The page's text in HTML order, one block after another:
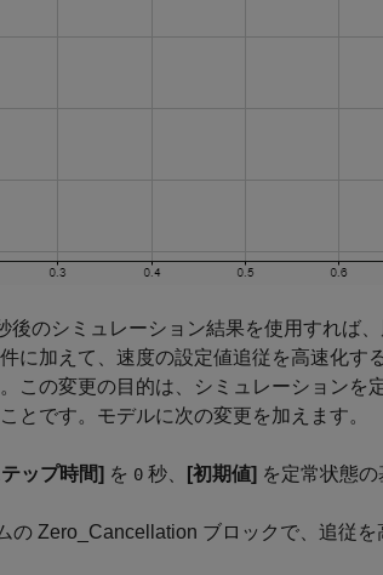
後のシミュレーション結果を使用すれば
に加えて、速度の設定値追従を高速化す
この変更の目的は、シミュレーションを
とです。モデルに次の変更を加えます。
ップ時間] を 0 秒、 [初期値] を定常状態
の Zero_Cancellation ブロックで、追従を